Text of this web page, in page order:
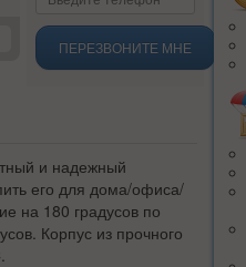
ПЕРЕЗВОНИТЕ МНЕ
и надежный
его для дома/офиса/
на 180 градусов по
Корпус из прочного